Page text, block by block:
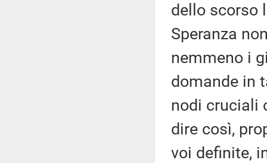
dello scorso
Speranza
nemmeno i
domande in
nodi cruciali
dire così,
voi definite,